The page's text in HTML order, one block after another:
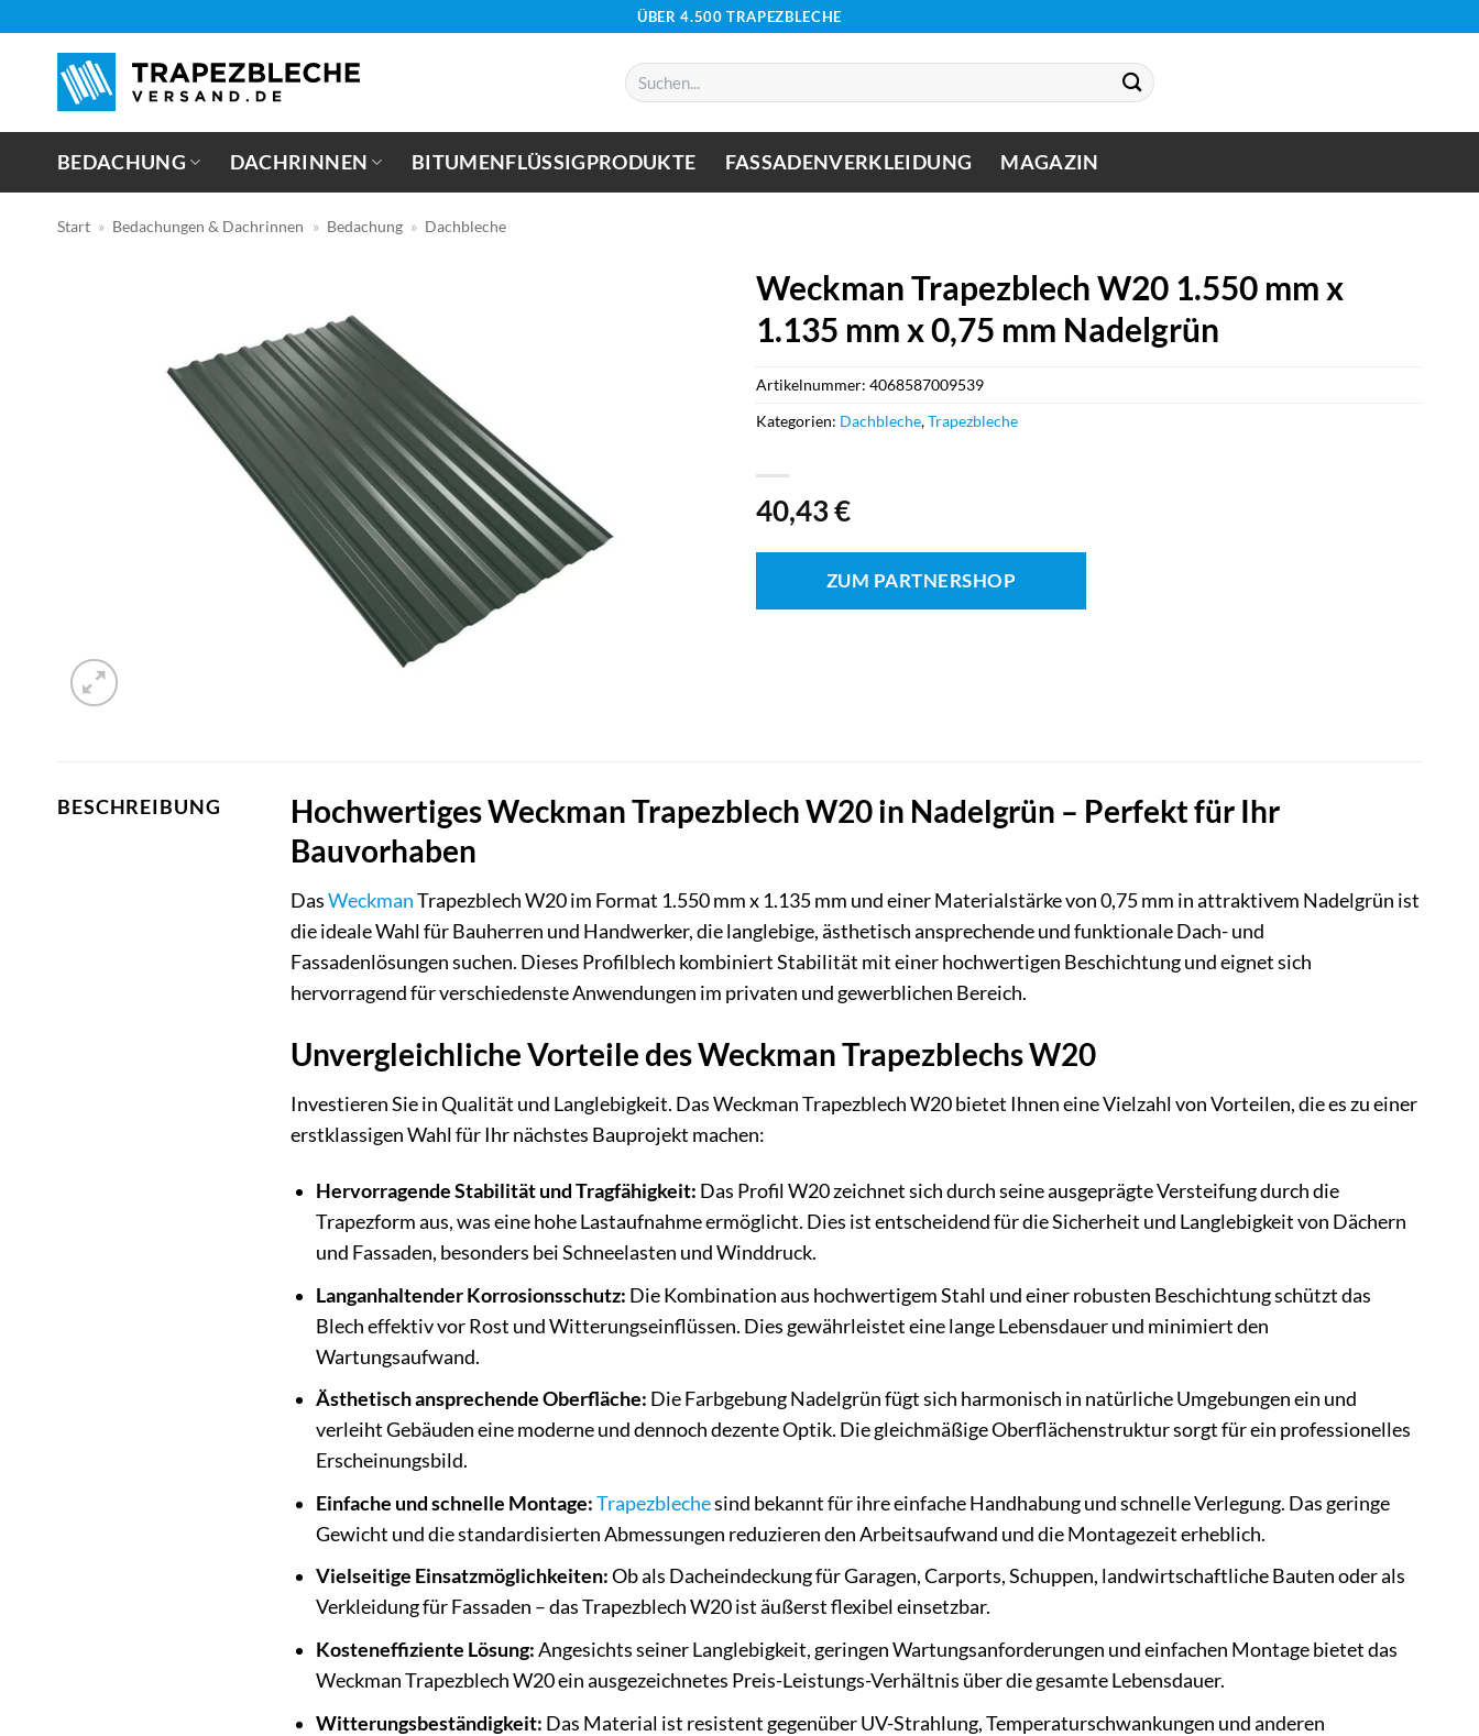
springen
ÜBER 4.500 TRAPEZBLECHE
Suchen
nach:
BEDACHUNG DACHRINNEN BITUMENFLÜSSIGPRODUKTE FASSADENVERKLEIDUNG MAGAZIN
Start » Bedachungen & Dachrinnen » Bedachung » Dachbleche
Weckman Trapezblech W20 1.550 mm x
1.135 mm x 0,75 mm Nadelgrün
40,43€
ZUM PARTNERSHOP
Artikelnummer: 4068587009539
Kategorien: Dachbleche,Trapezbleche
BESCHREIBUNG
Hochwertiges Weckman Trapezblech W20 in Nadelgrün – Perfekt für Ihr
Bauvorhaben
DasWeckmanTrapezblech W20 im Format 1.550 mm x 1.135 mm und einer Materialstärke von 0,75 mm in attraktivem Nadelgrün ist
die ideale Wahl für Bauherren und Handwerker, die langlebige, ästhetisch ansprechende und funktionale Dach- und
Fassadenlösungen suchen. Dieses Profilblech kombiniert Stabilität mit einer hochwertigen Beschichtung und eignet sich
hervorragend für verschiedenste Anwendungen im privaten und gewerblichen Bereich.
Unvergleichliche Vorteile des Weckman Trapezblechs W20
Investieren Sie in Qualität und Langlebigkeit. Das Weckman Trapezblech W20 bietet Ihnen eine Vielzahl von Vorteilen, die es zu einer
erstklassigen Wahl für Ihr nächstes Bauprojekt machen:
Hervorragende Stabilität und Tragfähigkeit: Das Profil W20 zeichnet sich durch seine ausgeprägte Versteifung durch die
Trapezform aus, was eine hohe Lastaufnahme ermöglicht. Dies ist entscheidend für die Sicherheit und Langlebigkeit von Dächern
und Fassaden, besonders bei Schneelasten und Winddruck.
Langanhaltender Korrosionsschutz: Die Kombination aus hochwertigem Stahl und einer robusten Beschichtung schützt das
Blech effektiv vor Rost und Witterungseinflüssen. Dies gewährleistet eine lange Lebensdauer und minimiert den
Wartungsaufwand.
Ästhetisch ansprechende Oberfläche: Die Farbgebung Nadelgrün fügt sich harmonisch in natürliche Umgebungen ein und
verleiht Gebäuden eine moderne und dennoch dezente Optik. Die gleichmäßige Oberflächenstruktur sorgt für ein professionelles
Erscheinungsbild.
Einfache und schnelle Montage:Trapezblechesind bekannt für ihre einfache Handhabung und schnelle Verlegung. Das geringe
Gewicht und die standardisierten Abmessungen reduzieren den Arbeitsaufwand und die Montagezeit erheblich.
Vielseitige Einsatzmöglichkeiten:Ob als Dacheindeckung für Garagen, Carports, Schuppen, landwirtschaftliche Bauten oder als
Verkleidung für Fassaden – das Trapezblech W20 ist äußerst flexibel einsetzbar.
Kosteneffiziente Lösung:Angesichts seiner Langlebigkeit, geringen Wartungsanforderungen und einfachen Montage bietet das
Weckman Trapezblech W20 ein ausgezeichnetes Preis-Leistungs-Verhältnis über die gesamte Lebensdauer.
Witterungsbeständigkeit: Das Material ist resistent gegenüber UV-Strahlung, Temperaturschwankungen und anderen